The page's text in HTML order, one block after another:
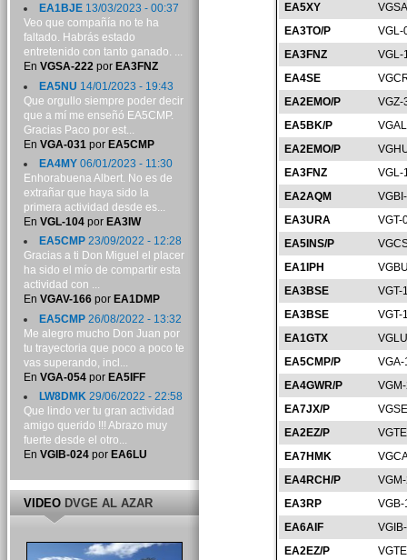
EA5XY
EA3TO/P
VGL-
EA3FNZ
VGL-
EA4SE
EA2EMO/P
VGZ-
EA5BK/P
EA2EMO/P
EA3FNZ
VGL-
EA2AQM
EA3URA
VGT-
EA5INS/P
EA1IPH
EA3BSE
VGT-
EA3BSE
VGT-
EA1GTX
EA5CMP/P
VGA-
EA4GWR/P
EA7JX/P
EA2EZ/P
EA7HMK
EA4RCH/P
EA3RP
EA6AIF
EA2EZ/P
EA1BJE13/03/2023 - 00:37
Veo que compañía no te ha
faltado. Habrás estado
entretenido con tanto ganado. ...
En VGSA-222por EA3FNZ
EA5NU 14/01/2023 - 19:43
Que orgullo siempre poder decir
que a mí me enseñó EA5CMP.
Gracias Paco por est...
En VGA-031 por EA5CMP
EA4MY06/01/2023 - 11:30
Enhorabuena Albert. No es de
extrañar que haya sido la
primera actividad desde es...
En VGL-104por EA3IW
EA5CMP23/09/2022 - 12:28
Gracias a ti Don Miguel el placer
ha sido el mío de compartir esta
actividad con ...
En VGAV-166por EA1DMP
EA5CMP26/08/2022 - 13:32
Me alegro mucho Don Juan por
tu trayectoria que poco a poco te
vas superando, incl...
En VGA-054por EA5IFF
LW8DMK29/06/2022 - 22:58
Que lindo ver tu gran actividad
amigo querido !!! Abrazo muy
fuerte desde el otro...
En VGIB-024por EA6LU
VIDEODVGE AL AZAR